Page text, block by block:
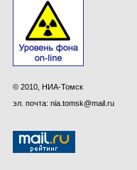
© 2010, НИА-Томск
эл. почта: nia.tomsk@mail.ru